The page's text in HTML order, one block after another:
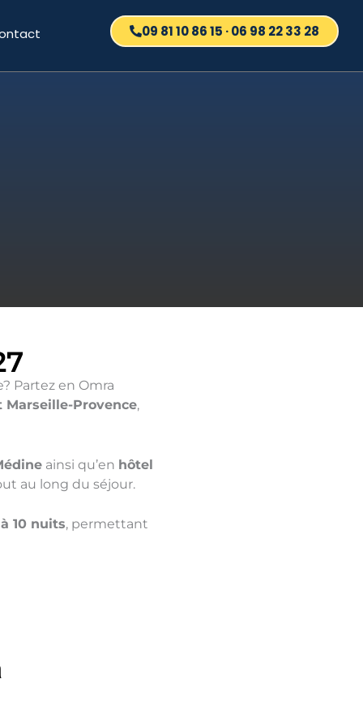
09 81 10 86 15 · 06 98 22 33 28
Partez en Omra
Marseille-Provence,
ainsi qu’en hôtel
au long du séjour.
10 nuits, permettant